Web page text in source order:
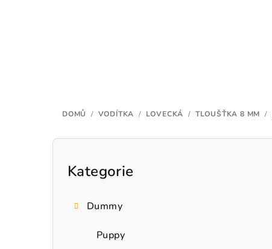
DOMŮ / VODÍTKA / LOVECKÁ / TLOUŠŤKA 8 MM /
P
Přeskočit
Kategorie
Dummy
Puppy